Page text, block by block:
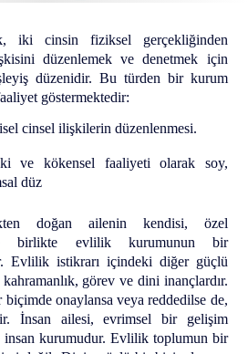
iki cinsin fiziksel gerçekliğinden
düzenlemek ve denetmek için
düzenidir. Bu türden bir kurum
göstermektedir:
cinsel ilişkilerin düzenlenmesi.
ve kökensel faaliyeti olarak soy,
düz
doğan ailenin kendisi, özel
birlikte evlilik kurumunun bir
Evlilik istikrarı içindeki diğer güçlü
görev ve dini inançlardır.
onaylansa veya reddedilse de,
İnsan ailesi, evrimsel bir gelişim
kurumudur. Evlilik toplumun bir